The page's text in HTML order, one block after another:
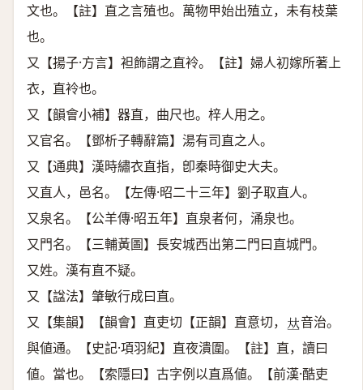
文也。【註】直之言殖也。萬物甲始出殖立，未有枝葉
也。
又【揚子·方言】袒飾謂之直袊。【註】婦人初嫁所著上
衣，直袊也。
又【韻會小補】器直，曲尺也。梓人用之。
又官名。【鄧析子轉辭篇】湯有司直之人。
又【通典】漢時繡衣直指，卽秦時御史大夫。
又直人，邑名。【左傳·昭二十三年】劉子取直人。
又泉名。【公羊傳·昭五年】直泉者何，涌泉也。
又門名。【三輔黃圖】長安城西出第二門曰直城門。
又姓。漢有直不疑。
又【諡法】肇敏行成曰直。
又【集韻】【韻會】直吏切【正韻】直意切， 𠀤音治。
與値通。【史記·項羽紀】直夜潰圍。【註】直，讀曰
値。當也。【索隱曰】古字例以直爲値。【前漢·酷吏